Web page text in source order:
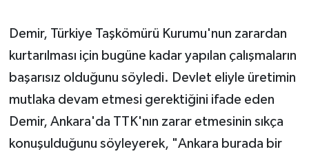
Demir, Türkiye Taşkömürü Kurumu'nun zarardan
kurtarılması için bugüne kadar yapılan çalışmaların
başarısız olduğunu söyledi. Devlet eliyle üretimin
mutlaka devam etmesi gerektiğini ifade eden
Demir, Ankara'da TTK'nın zarar etmesinin sıkça
konuşulduğunu söyleyerek, "Ankara burada bir